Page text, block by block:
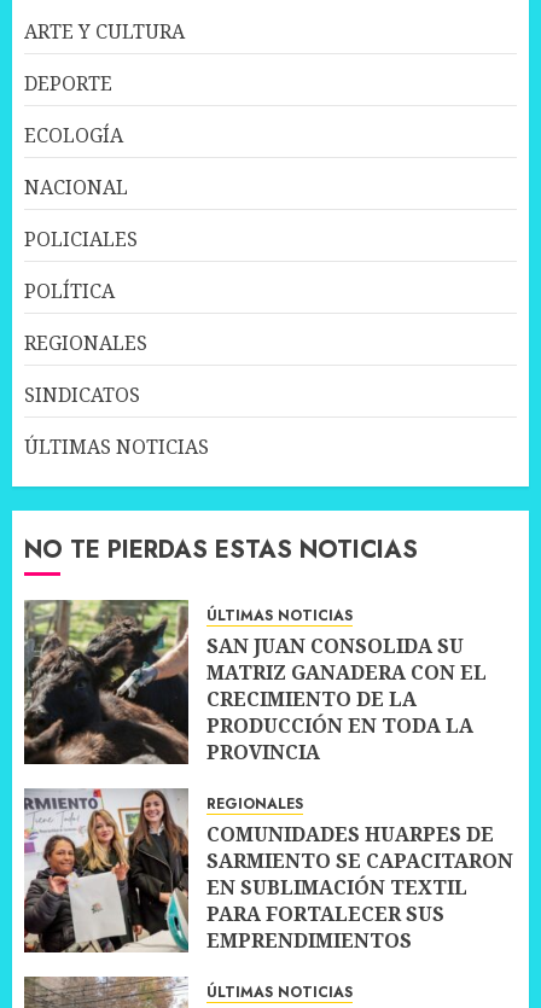
ARTE Y CULTURA
DEPORTE
ECOLOGÍA
NACIONAL
POLICIALES
POLÍTICA
REGIONALES
SINDICATOS
ÚLTIMAS NOTICIAS
NO TE PIERDAS ESTAS NOTICIAS
ÚLTIMAS NOTICIAS
SAN JUAN CONSOLIDA SU
MATRIZ GANADERA CON EL
CRECIMIENTO DE LA
PRODUCCIÓN EN TODA LA
PROVINCIA
REGIONALES
COMUNIDADES HUARPES DE
SARMIENTO SE CAPACITARON
EN SUBLIMACIÓN TEXTIL
PARA FORTALECER SUS
EMPRENDIMIENTOS
ÚLTIMAS NOTICIAS